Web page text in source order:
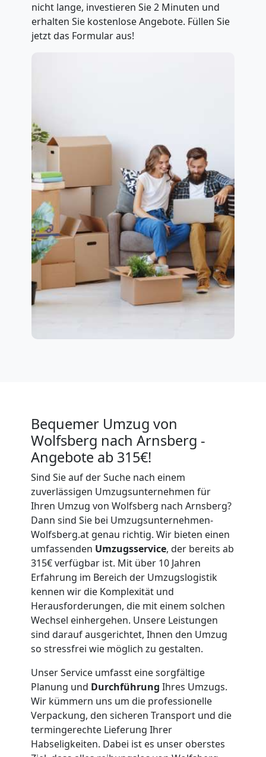
nicht lange, investieren Sie 2 Minuten und
erhalten Sie kostenlose Angebote. Füllen Sie
jetzt das Formular aus!
Bequemer Umzug von
Wolfsberg nach Arnsberg -
Angebote ab 315€!
Sind Sie auf der Suche nach einem
zuverlässigen Umzugsunternehmen für
Ihren Umzug von Wolfsberg nach Arnsberg?
Dann sind Sie bei Umzugsunternehmen-
Wolfsberg.at genau richtig. Wir bieten einen
umfassenden Umzugsservice, der bereits ab
315€ verfügbar ist. Mit über 10 Jahren
Erfahrung im Bereich der Umzugslogistik
kennen wir die Komplexität und
Herausforderungen, die mit einem solchen
Wechsel einhergehen. Unsere Leistungen
sind darauf ausgerichtet, Ihnen den Umzug
so stressfrei wie möglich zu gestalten.
Unser Service umfasst eine sorgfältige
Planung und Durchführung Ihres Umzugs.
Wir kümmern uns um die professionelle
Verpackung, den sicheren Transport und die
termingerechte Lieferung Ihrer
Habseligkeiten. Dabei ist es unser oberstes